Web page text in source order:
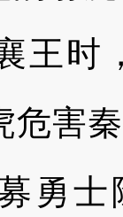
王时
危害
勇